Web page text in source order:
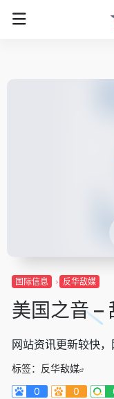
国际信息 反华敌媒
美国之音 –
网站资讯更新较快，
标签： 反华敌媒
0
0